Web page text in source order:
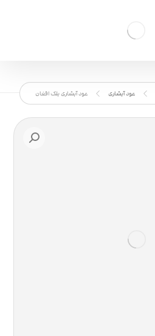
عود آبشاری عود آبشاری بلک افغان